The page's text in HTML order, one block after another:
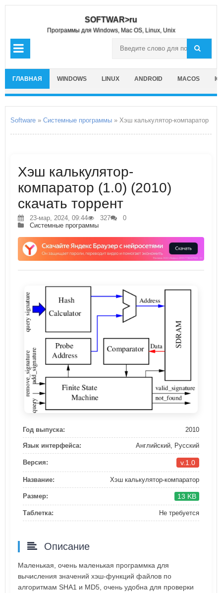
SOFTWAR>ru
Программы для Windows, Mac OS, Linux, Unix
ГЛАВНАЯ WINDOWS LINUX ANDROID MACOS
Software » Системные программы » Хэш калькулятор-компаратор
Хэш калькулятор-
компаратор (1.0) (2010)
скачать торрент
23-мар, 2024, 09:44 327
0
Системные программы
Год выпуска: 2010
Язык интерфейса: Английский, Русский
Версия: v.1.0
Название: Хэш калькулятор-компаратор
Размер: 13 KB
Таблетка: Не требуется
Описание
Маленькая, очень маленькая программка для
вычисления значений хэш-функций файлов по
алгоритмам SHA1 и МD5, очень удобна для проверки